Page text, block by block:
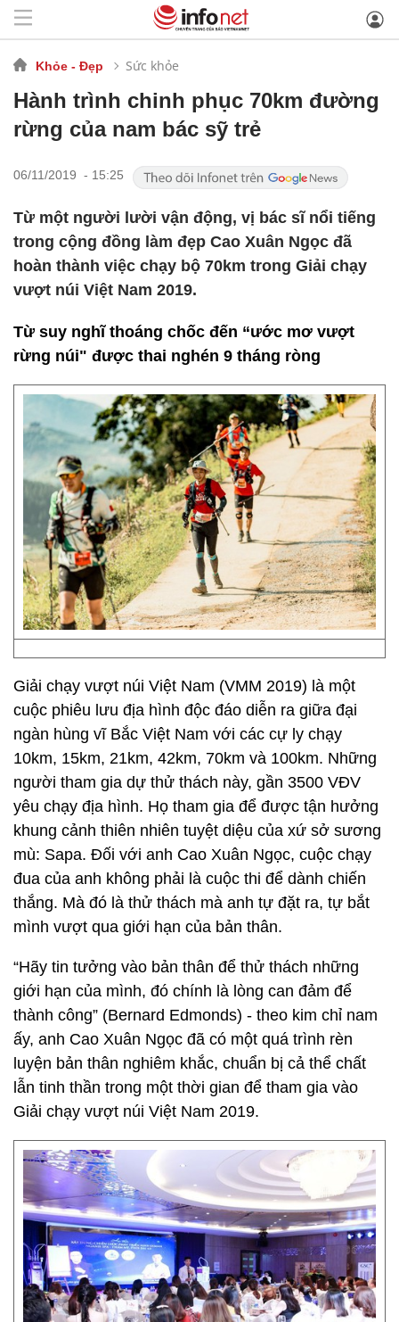
Khỏe - Đẹp Sức khỏe
Hành trình chinh phục 70km đường
rừng của nam bác sỹ trẻ
06/11/2019 - 15:25
Từ một người lười vận động, vị bác sĩ nổi tiếng
trong cộng đồng làm đẹp Cao Xuân Ngọc đã
hoàn thành việc chạy bộ 70km trong Giải chạy
vượt núi Việt Nam 2019.
Từ suy nghĩ thoáng chốc đến “ước mơ vượt
rừng núi" được thai nghén 9 tháng ròng
Giải chạy vượt núi Việt Nam (VMM 2019) là một
cuộc phiêu lưu địa hình độc đáo diễn ra giữa đại
ngàn hùng vĩ Bắc Việt Nam với các cự ly chạy
10km, 15km, 21km, 42km, 70km và 100km. Những
người tham gia dự thử thách này, gần 3500 VĐV
yêu chạy địa hình. Họ tham gia để được tận hưởng
khung cảnh thiên nhiên tuyệt diệu của xứ sở sương
mù: Sapa. Đối với anh Cao Xuân Ngọc, cuộc chạy
đua của anh không phải là cuộc thi để dành chiến
thắng. Mà đó là thử thách mà anh tự đặt ra, tự bắt
mình vượt qua giới hạn của bản thân.
“Hãy tin tưởng vào bản thân để thử thách những
giới hạn của mình, đó chính là lòng can đảm để
thành công” (Bernard Edmonds) - theo kim chỉ nam
ấy, anh Cao Xuân Ngọc đã có một quá trình rèn
luyện bản thân nghiêm khắc, chuẩn bị cả thể chất
lẫn tinh thần trong một thời gian để tham gia vào
Giải chạy vượt núi Việt Nam 2019.